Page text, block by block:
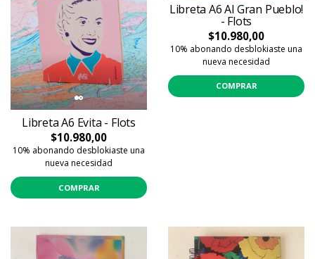
Libreta A6 Evita - Flots
$10.980,00
10% abonando desblokiaste una
nueva necesidad
COMPRAR
Libreta A6 Al Gran Pueblo!
- Flots
$10.980,00
10% abonando desblokiaste una
nueva necesidad
COMPRAR